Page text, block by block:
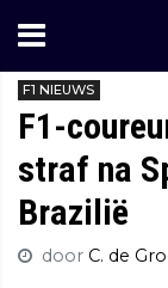
F1 NIEUWS
F1-
straf na
Brazilië
door C. de